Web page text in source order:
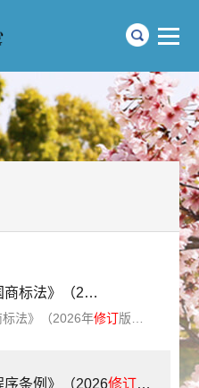
法》（2026年 版）
标法》（2026年修订版）【全文附单行本高清PDF版+word版下载】（1982年8月23日第五届全国人民代表大会常务委员会第二十四次会议通过 根据1993年2月22日第七届全国人民代表大会常务委员会第三十次会议《关于修改〈中华人民共和国商标法〉的决定》第一次修正 根据2001年10月27日第九届全国
序条例》（2026修订版）【全